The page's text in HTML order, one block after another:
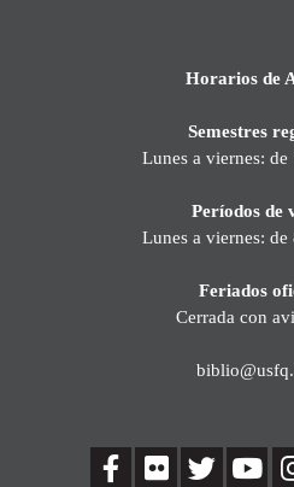
Horarios de
Semestres
Lunes a viernes:
Períodos de
Lunes a viernes:
Feriados
Cerrada con